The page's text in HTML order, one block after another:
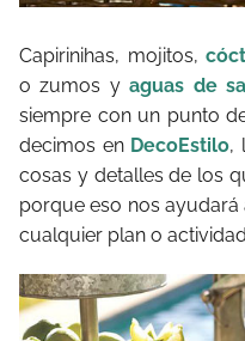
Capirinihas, mojitos,
o zumos yaguas de
siempre con un punto
decimos en DecoEstilo,
cosas y detalles de los
porque eso nos
cualquier plan o